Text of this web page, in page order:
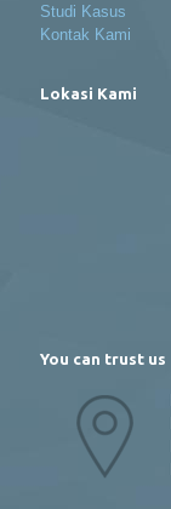
Studi Kasus
Kontak Kami
Lokasi Kami
You can trust us